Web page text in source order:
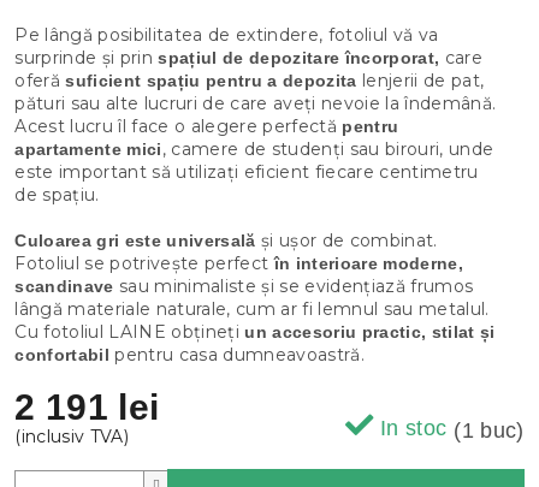
2 191 lei
In stoc (1 buc)
Pe lângă posibilitatea de extindere, fotoliul vă va
surprinde și prinspațiul de depozitare încorporat, care
oferăsuficient spațiu pentru a depozita lenjerii de pat,
pături sau alte lucruri de care aveți nevoie la îndemână.
Acest lucru îl face o alegere perfectă pentru
apartamente mici, camere de studenți sau birouri, unde
este important să utilizați eficient fiecare centimetru
de spațiu.
Culoarea gri este universală și ușor de combinat.
Fotoliul se potrivește perfectîn interioare moderne,
scandinave sau minimaliste și se evidențiază frumos
lângă materiale naturale, cum ar fi lemnul sau metalul.
Cu fotoliul LAINE obțineți un accesoriu practic, stilat și
confortabil pentru casa dumneavoastră.